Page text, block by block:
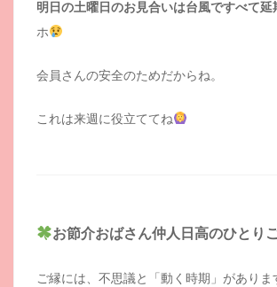
明日の土曜日のお見合いは台風ですべて延
ホ
会員さんの安全のためだからね。
これは来週に役立ててね
お節介おばさん仲人日高のひとり
ご縁には、不思議と「動く時期」がありま